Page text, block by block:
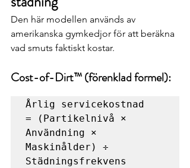
Den här modellen används av
amerikanska gymkedjor för att beräkna
vad smuts faktiskt kostar.
Cost-of-Dirt™ (förenklad formel):
Årlig servicekostnad
= (Partikelnivå ×
Användning ×
Maskinålder) ÷